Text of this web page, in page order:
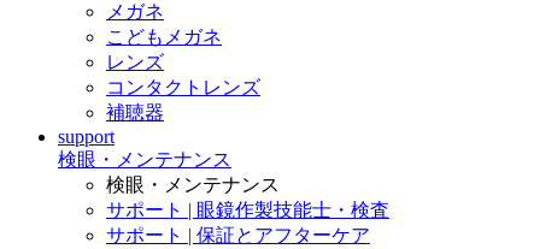
メガネ
こどもメガネ
レンズ
コンタクトレンズ
補聴器
support
検眼・メンテナンス
検眼・メンテナンス
サポート | 眼鏡作製技能士・検査
サポート | 保証とアフターケア